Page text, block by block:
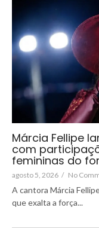
Márcia Fellipe
com
femininas do
agosto 5, 2026 / No
A cantora Márcia
que exalta a força...